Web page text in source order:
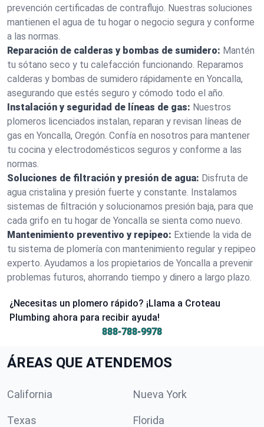
prevención certificadas de contraflujo. Nuestras soluciones
mantienen el agua de tu hogar o negocio segura y conforme
a las normas.
Reparación de calderas y bombas de sumidero: Mantén
tu sótano seco y tu calefacción funcionando. Reparamos
calderas y bombas de sumidero rápidamente en Yoncalla,
asegurando que estés seguro y cómodo todo el año.
Instalación y seguridad de líneas de gas: Nuestros
plomeros licenciados instalan, reparan y revisan líneas de
gas en Yoncalla, Oregón. Confía en nosotros para mantener
tu cocina y electrodomésticos seguros y conforme a las
normas.
Soluciones de filtración y presión de agua: Disfruta de
agua cristalina y presión fuerte y constante. Instalamos
sistemas de filtración y solucionamos presión baja, para que
cada grifo en tu hogar de Yoncalla se sienta como nuevo.
Mantenimiento preventivo y repipeo: Extiende la vida de
tu sistema de plomería con mantenimiento regular y repipeo
experto. Ayudamos a los propietarios de Yoncalla a prevenir
problemas futuros, ahorrando tiempo y dinero a largo plazo.
¿Necesitas un plomero rápido? ¡Llama a Croteau
Plumbing ahora para recibir ayuda!
888-788-9978
ÁREAS QUE ATENDEMOS
California Nueva York
Texas Florida